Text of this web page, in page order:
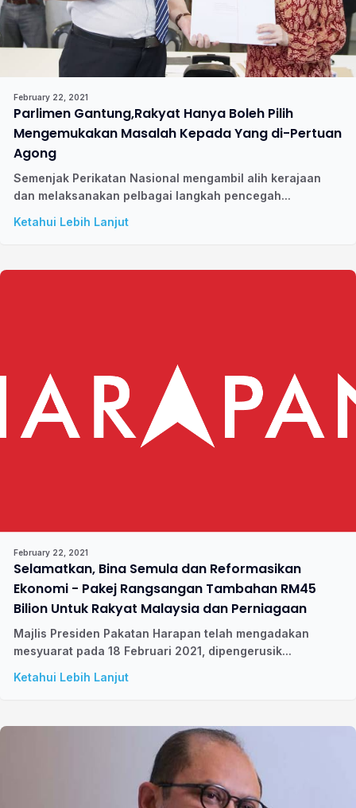
February 22, 2021
Parlimen Gantung,Rakyat Hanya Boleh Pilih
Mengemukakan Masalah Kepada Yang di-Pertuan
Agong
Semenjak Perikatan Nasional mengambil alih kerajaan
dan melaksanakan pelbagai langkah pencegah...
Ketahui Lebih Lanjut
February 22, 2021
Selamatkan, Bina Semula dan Reformasikan
Ekonomi - Pakej Rangsangan Tambahan RM45
Bilion Untuk Rakyat Malaysia dan Perniagaan
Majlis Presiden Pakatan Harapan telah mengadakan
mesyuarat pada 18 Februari 2021, dipengerusik...
Ketahui Lebih Lanjut